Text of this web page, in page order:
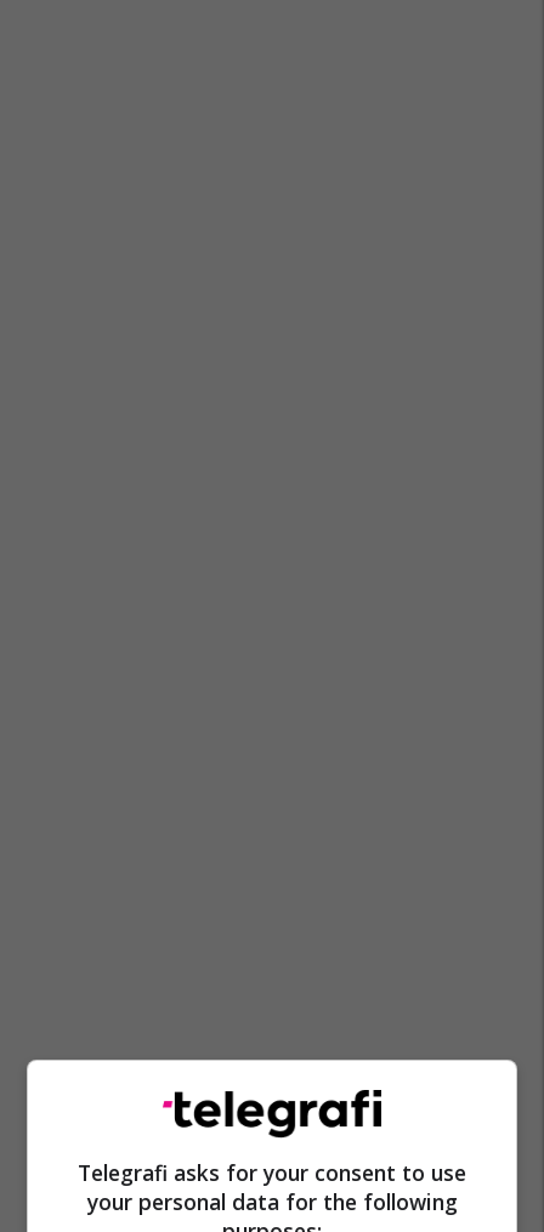
Telegrafi asks for your consent to use
your personal data for the following